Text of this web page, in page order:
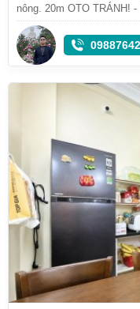
nông. 20m OTO TRÁNH!